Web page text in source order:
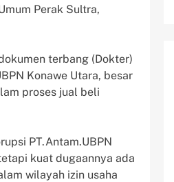
Perak Sultra,
terbang (Dokter)
Konawe Utara, besar
proses jual beli
PT.Antam.UBPN
kuat dugaannya ada
wilayah izin usaha